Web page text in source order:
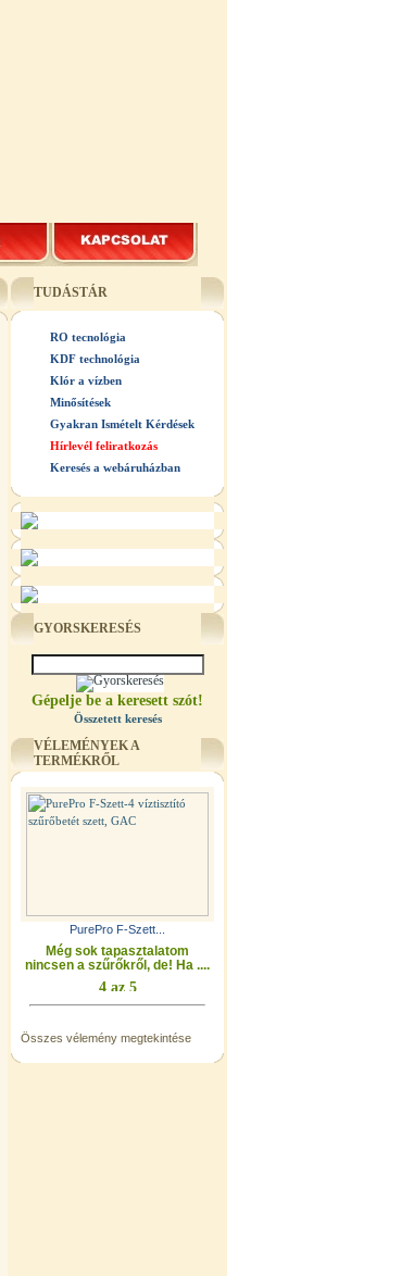
TUDÁSTÁR
RO tecnológia
KDF technológia
Klór a vízben
Minősítések
Gyakran Ismételt Kérdések
Hírlevél feliratkozás
Keresés a webáruházban
GYORSKERESÉS
Gépelje be a keresett szót!
Összetett keresés
VÉLEMÉNYEK A
TERMÉKRŐL
PurePro F-Szett...
Még sok tapasztalatom
nincsen a szűrőkről, de! Ha ....
Összes vélemény megtekintése